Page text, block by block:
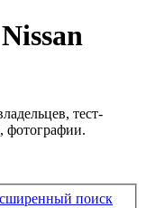
тест-
фотографии.
поиск